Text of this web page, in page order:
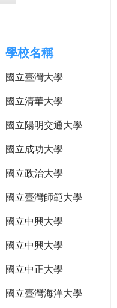
學校名稱
國立臺灣大學
國立清華大學
國立陽明交通大學
國立成功大學
國立政治大學
國立臺灣師範大學
國立中興大學
國立中興大學
國立中正大學
國立臺灣海洋大學